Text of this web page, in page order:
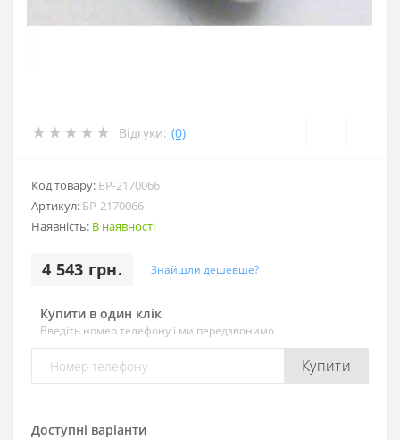
Відгуки: (0)
Код товару: БР-2170066
Артикул: БР-2170066
Наявність: В наявності
4 543 грн. Знайшли дешевше?
Купити в один клік
Введіть номер телефону і ми передзвонимо
Купити
Доступні варіанти